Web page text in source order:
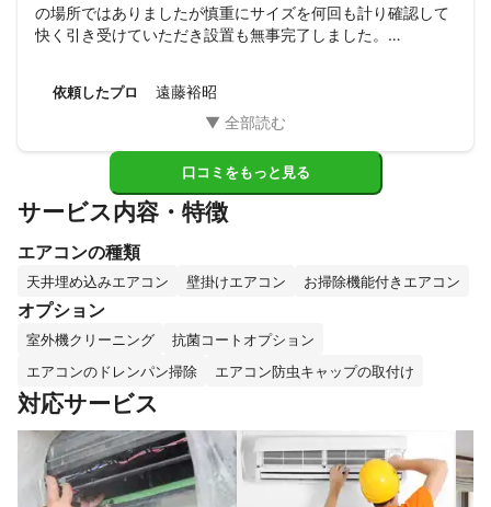
の場所ではありましたが慎重にサイズを何回も計り確認して
快く引き受けていただき設置も無事完了しました。
また機会あればお願いしたいと思いました。
ありがとうございました。
依頼したプロ 遠藤裕昭
口コミをもっと見る
サービス内容・特徴
エアコンの種類
天井埋め込みエアコン 壁掛けエアコン お掃除機能付きエアコン
オプション
室外機クリーニング
抗菌コートオプション
エアコンのドレンパン掃除
エアコン防虫キャップの取付け
対応サービス